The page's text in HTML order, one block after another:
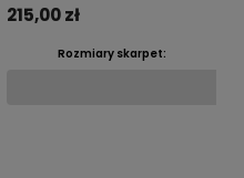
215,00 zł
Rozmiary skarpet: